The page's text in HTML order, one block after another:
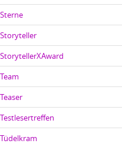
Sterne
Storyteller
StorytellerXAward
Team
Teaser
Testlesertreffen
Tüdelkram